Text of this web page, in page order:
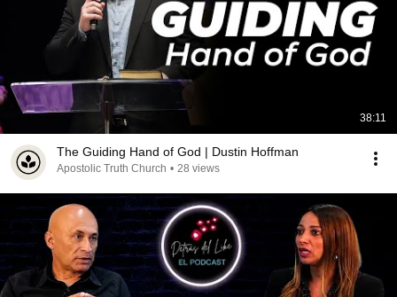
38:11
The Guiding Hand of God | Dustin Hoffman
Apostolic Truth Church • 28 views